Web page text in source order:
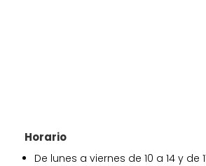
Horario
De lunes a viernes de 10 a 14 y de